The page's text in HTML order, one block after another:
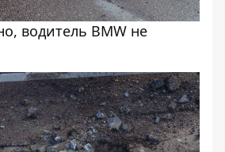
водитель BMW не